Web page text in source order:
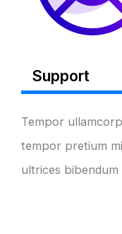
Support
Tempor
tempor pretium
ultrices